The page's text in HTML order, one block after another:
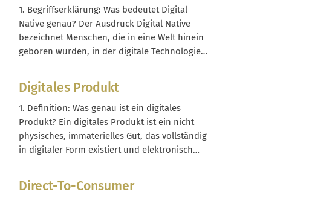
auszulösen – zum Beispiel einen Klick, eine
Antwort, eine Bestellung oder eine
Anmeldung. Typische Merkmale von
Dialogmarketing sind: Personalisierte...
1. Begriffserklärung: Was bedeutet Digital
Native genau? Der Ausdruck Digital Native
bezeichnet Menschen, die in eine Welt hinein
geboren wurden, in der digitale Technologien
Medien nicht als Neuerung kennengelernt,
sondern als normalen Bestandteil ihrer
Kindheit und Jugend. Im...
Digitales Produkt
1. Definition: Was genau ist ein digitales
Produkt? Ein digitales Produkt ist ein nicht
physisches, immaterielles Gut, das vollständig
in digitaler Form existiert und elektronisch
oder andere digitale Kanäle ausgeliefert,
typischerweise als Datei, Stream, Zugang
Direct-To-Consumer